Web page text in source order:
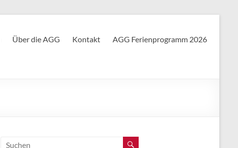
Über die AGG Kontakt AGG Ferienprogramm 2026